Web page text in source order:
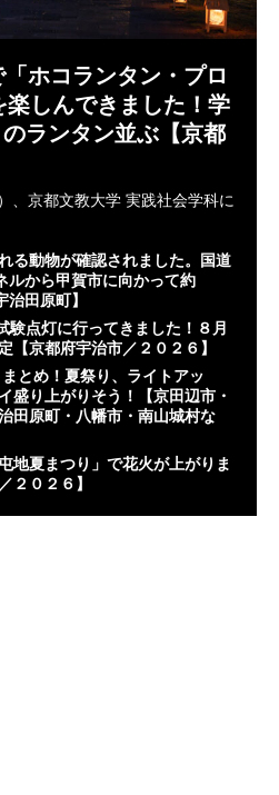
ホコランタン・プロ
しんできました！学
ランタン並ぶ【京都
、京都文教大学 実践社会学科に
る動物が確認されました。国道
ルから甲賀市に向かって約
田原町】
験点灯に行ってきました！８月
【京都府宇治市／２０２６】
とめ！夏祭り、ライトアッ
盛り上がりそう！【京田辺市・
田原町・八幡市・南山城村な
地夏まつり」で花火が上がりま
２０２６】